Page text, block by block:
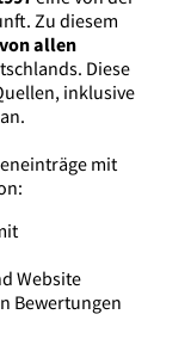
Zu diesem
allen
Diese
inklusive
mit
Website
Bewertungen